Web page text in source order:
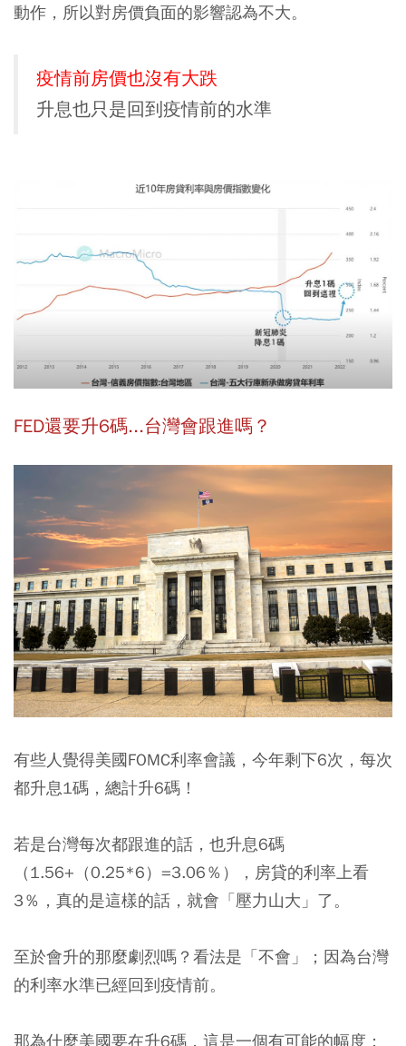
動作，所以對房價負面的影響認為不大。
疫情前房價也沒有大跌
升息也只是回到疫情前的水準
FED還要升6碼...台灣會跟進嗎？
有些人覺得美國FOMC利率會議，今年剩下6次，每次
都升息1碼，總計升6碼！
若是台灣每次都跟進的話，也升息6碼
（1.56+（0.25*6）=3.06％），房貸的利率上看
3％，真的是這樣的話，就會「壓力山大」了。
至於會升的那麼劇烈嗎？看法是 「不會」
；因為台灣
的利率水準已經回到疫情前。
那為什麼美國要在升6碼，這是一個有可能的幅度；